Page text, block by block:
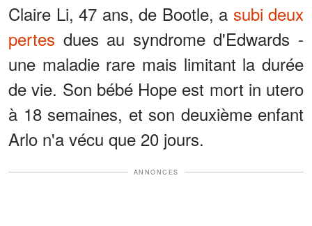
Claire Li, 47 ans, de Bootle, a subi deux
pertes dues au syndrome d'Edwards -
une maladie rare mais limitant la durée
de vie. Son bébé Hope est mort in utero
à 18 semaines, et son deuxième enfant
Arlo n'a vécu que 20 jours.
ANNONCES